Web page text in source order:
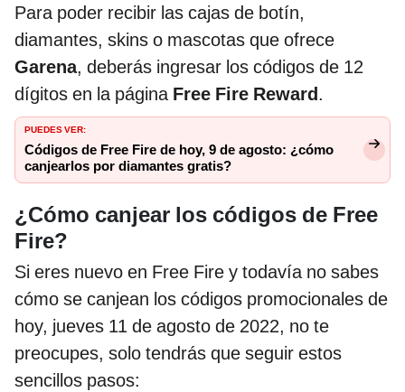
Para poder recibir las cajas de botín,
diamantes, skins o mascotas que ofrece
Garena, deberás ingresar los códigos de 12
dígitos en la página Free Fire Reward.
PUEDES VER:
Códigos de Free Fire de hoy, 9 de agosto: ¿cómo
canjearlos por diamantes gratis?
¿Cómo canjear los códigos de Free
Fire?
Si eres nuevo en Free Fire y todavía no sabes
cómo se canjean los códigos promocionales de
hoy, jueves 11 de agosto de 2022, no te
preocupes, solo tendrás que seguir estos
sencillos pasos: